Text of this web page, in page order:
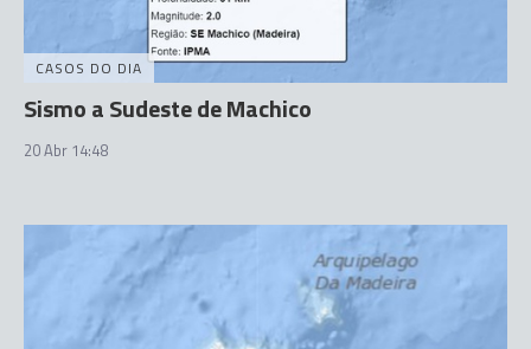
CASOS DO DIA
Sismo a Sudeste de Machico
20 Abr 14:48